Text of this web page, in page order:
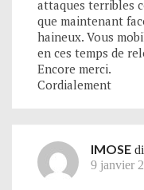
attaques terribles
que maintenant
haineux. Vous
en ces temps de
Encore merci.
Cordialement
IMOSE
9 janvier